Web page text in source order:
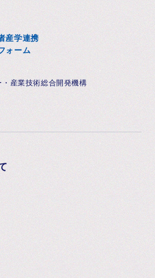
産学連携
ォーム
産業技術総合開発機構